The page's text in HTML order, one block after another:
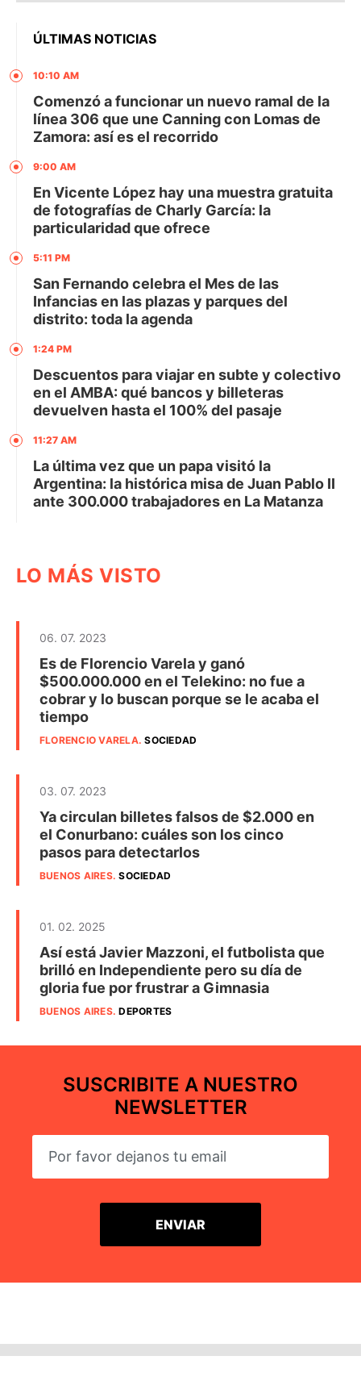
ÚLTIMAS NOTICIAS
10:10 AM
Comenzó a funcionar un nuevo ramal de la
línea 306 que une Canning con Lomas de
Zamora: así es el recorrido
9:00 AM
En Vicente López hay una muestra gratuita
de fotografías de Charly García: la
particularidad que ofrece
5:11 PM
San Fernando celebra el Mes de las
Infancias en las plazas y parques del
distrito: toda la agenda
1:24 PM
Descuentos para viajar en subte y colectivo
en el AMBA: qué bancos y billeteras
devuelven hasta el 100% del pasaje
11:27 AM
La última vez que un papa visitó la
Argentina: la histórica misa de Juan Pablo II
ante 300.000 trabajadores en La Matanza
LO MÁS VISTO
06. 07. 2023
Es de Florencio Varela y ganó
$500.000.000 en el Telekino: no fue a
cobrar y lo buscan porque se le acaba el
tiempo
FLORENCIO VARELA.SOCIEDAD
03. 07. 2023
Ya circulan billetes falsos de $2.000 en
el Conurbano: cuáles son los cinco
pasos para detectarlos
BUENOS AIRES.SOCIEDAD
01. 02. 2025
Así está Javier Mazzoni, el futbolista que
brilló en Independiente pero su día de
gloria fue por frustrar a Gimnasia
BUENOS AIRES.DEPORTES
SUSCRIBITE A NUESTRO
NEWSLETTER